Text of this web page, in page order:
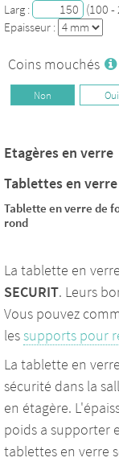
Larg : (100 -
Epaisseur :
Coins mouchés
Non Oui
Etagères en verre
Tablettes en
Tablette en verre de
rond
La tablette en
SECURIT. Leurs
Vous pouvez
lessupports pour
La tablette en
sécurité dans la
en étagère.
poids a supporter
tablettes en verre